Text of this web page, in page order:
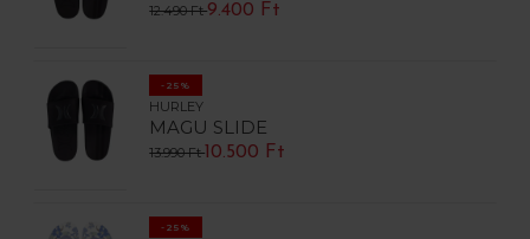
12.490 Ft9.400 Ft
-25%
HURLEY
MAGU SLIDE
13.990 Ft 10.500 Ft
-25%